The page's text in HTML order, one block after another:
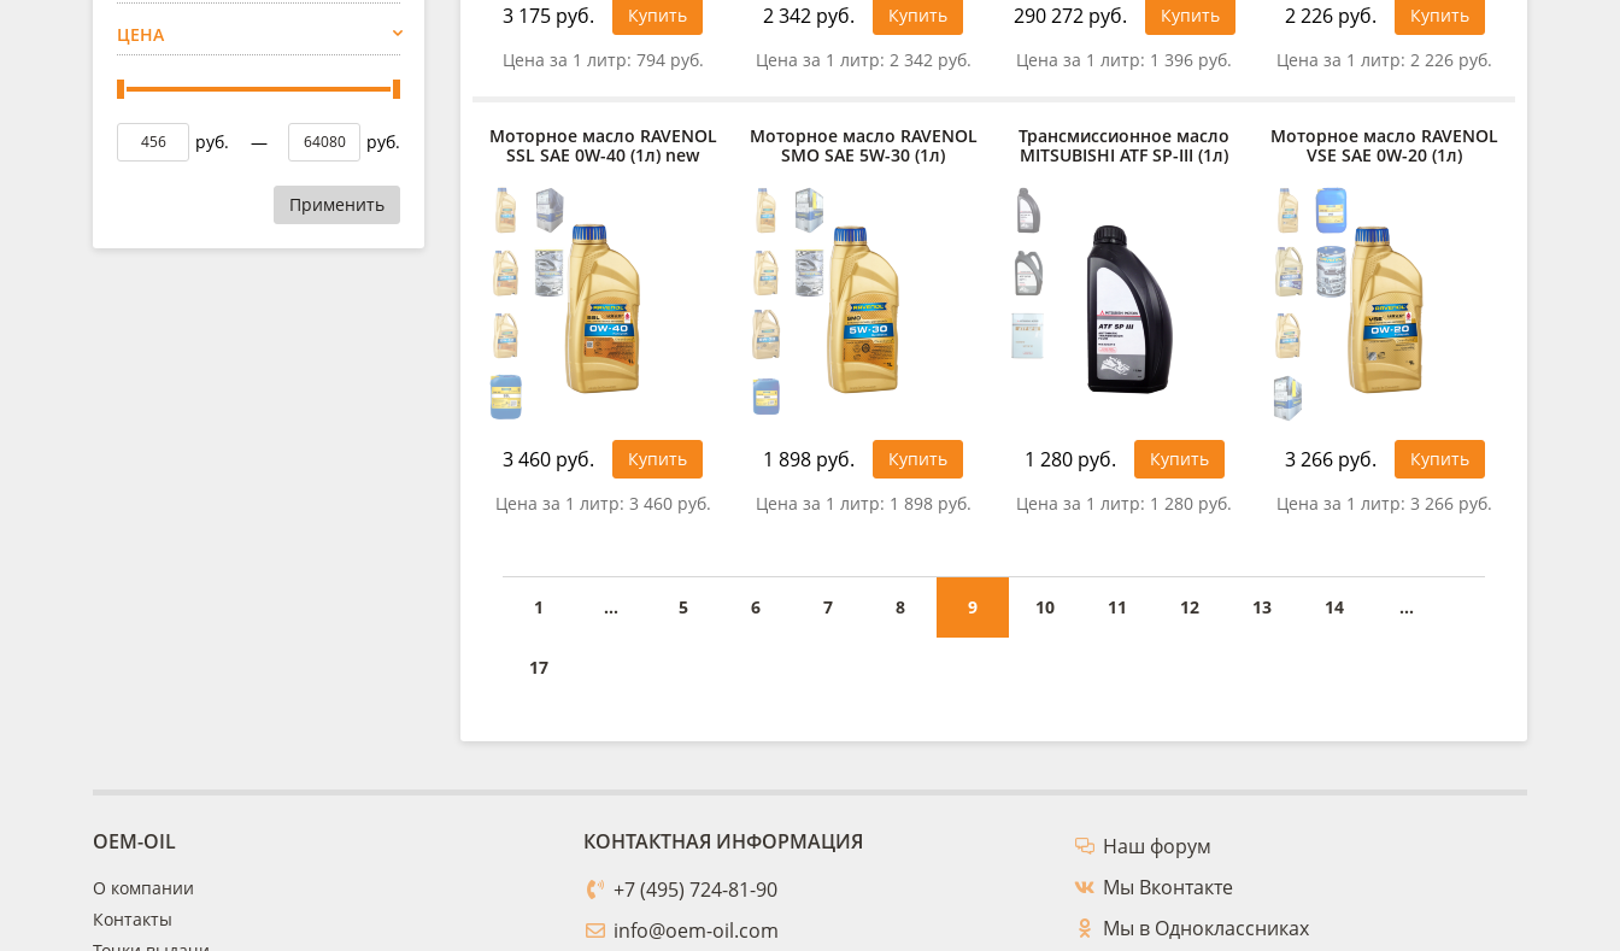
ЦЕНА
руб. — руб.
Применить
3 175 руб.
Купить
Цена за 1 литр: 794 руб.
2 342 руб.
Купить
Цена за 1 литр: 2 342 руб.
290 272 руб.
Купить
Цена за 1 литр: 1 396 руб.
2 226 руб.
Купить
Цена за 1 литр: 2 226 руб.
Моторное масло RAVENOL
SSL SAE 0W-40 (1л) new
3 460 руб.
Купить
Цена за 1 литр: 3 460 руб.
Моторное масло RAVENOL
SMO SAE 5W-30 (1л)
1 898 руб.
Купить
Цена за 1 литр: 1 898 руб.
Трансмиссионное масло
MITSUBISHI ATF SP-III (1л)
1 280 руб.
Купить
Цена за 1 литр: 1 280 руб.
Моторное масло RAVENOL
VSE SAE 0W-20 (1л)
3 266 руб.
Купить
Цена за 1 литр:3 266 руб.
1 ... 5 6 7 8 9 10 11 12 13 14 ...
17
OEM-OIL
О компании
Контакты
КОНТАКТНАЯ ИНФОРМАЦИЯ
+7 (495) 724-81-90
info@oem-oil.com
Наш форум
Мы Вконтакте
Мы в Одноклассниках